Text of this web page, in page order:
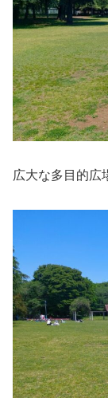
広大な多目的広